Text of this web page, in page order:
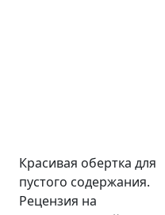
Красивая обертка для
пустого содержания.
Рецензия на